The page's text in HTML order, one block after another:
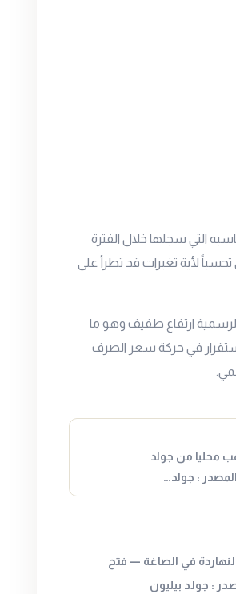
التي سجلها خلال الفترة
لأية تغيرات قد تطرأ على
ارتفاع طفيف وهو ما
في حركة سعر الصرف
محليا من جولد
21 بكام النهاردة في الصاغة — فتح
: جولد بيليون